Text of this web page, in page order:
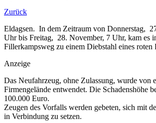
Zurück
Eldagsen. In dem Zeitraum von Donnerstag,
Uhr bis Freitag, 28. November, 7 Uhr, kam es
Fillerkampsweg zu einem Diebstahl eines roten
Anzeige
Das Neufahrzeug, ohne Zulassung, wurde von
Firmengelände entwendet. Die Schadenshöhe
100.000 Euro.
Zeugen des Vorfalls werden gebeten, sich mit
in Verbindung zu setzen.